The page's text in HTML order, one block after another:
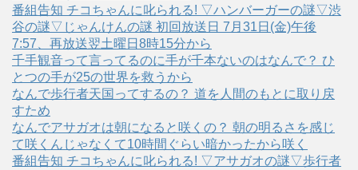
番組告知 チコちゃんに叱られる! ▽ハンバーガーの謎▽渋
谷の謎▽じゃんけんの謎 初回放送日 7月31日(金)午後
7:57、再放送翌土曜日8時15分から
千手観音って言ってるのに手が千本ないのはなんで？ ひ
とつの手が25の世界を救うから
なんで歩行者天国ってするの？ 道を人間のもとに取り戻
すため
なんでアサガオは朝になると咲くの？ 朝の明るさを感じ
て咲くんじゃなくて10時間ぐらい暗かったから咲く
番組告知 チコちゃんに叱られる! ▽アサガオの謎▽歩行者